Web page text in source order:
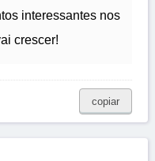
interessantes nos
crescer!
copiar